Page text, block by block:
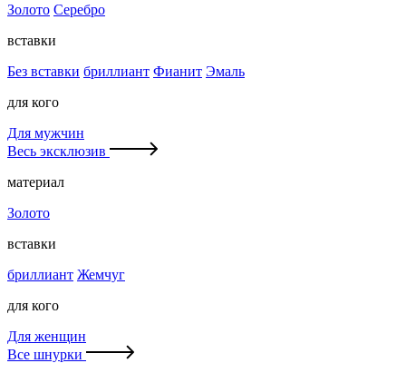
Золото Серебро
вставки
Без вставки бриллиант Фианит Эмаль
для кого
Для мужчин
Весь эксклюзив
материал
Золото
вставки
бриллиант Жемчуг
для кого
Для женщин
Все шнурки